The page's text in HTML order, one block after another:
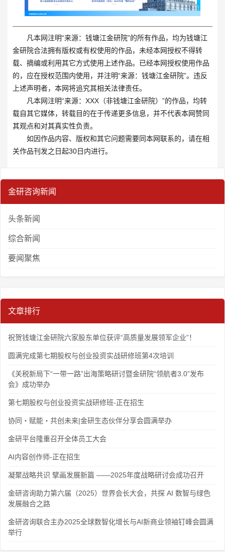
凡本网注明“来源：钱塘江金研院”的所有作品，均为钱塘江
金研院合法拥有版权或有权使用的作品，未经本网授权不得转
载、摘编或利用其它方式使用上述作品。已经本网授权使用作品
的，应在授权范围内使用，并注明“来源：钱塘江金研院”。违反
上述声明者，本网将追究其相关法律责任。
凡本网注明“来源：XXX（非钱塘江金研院）”的作品，均转
载自其它媒体，转载目的在于传递更多信息，并不代表本网赞同
其观点和对其真实性负责。
如因作品内容、版权和其它问题需要同本网联系的，请在相
关作品刊发之日起30日内进行。
金研咨询新闻
头条新闻
综合新闻
要闻聚焦
文章排行
祝贺钱塘江金研院六家股东单位获评“高质量发展领军企业”！
圆满完成第七期股权与创业投资实战研修班第4次培训
《关税新局下“一带一路”出海策略研讨暨金研院“领航者3.0”发布
会》成功举办
第七期股权与创业投资实战研修班-正在招生
协同・赋能・共创未来|金研生态伙伴分享会圆满举办
金研平台隆重召开全体员工大会
AI内容创作师-正在招生
凝聚战略共识 擘画发展新篇 ——2025年度战略研讨会成功召开
金研咨询助力第六届（2025）世界会长大会，共探 AI 数智与绿色
发展融合之路
金研咨询联合主办2025全球数智化增长与AI新商业领袖钉峰会圆满
举行